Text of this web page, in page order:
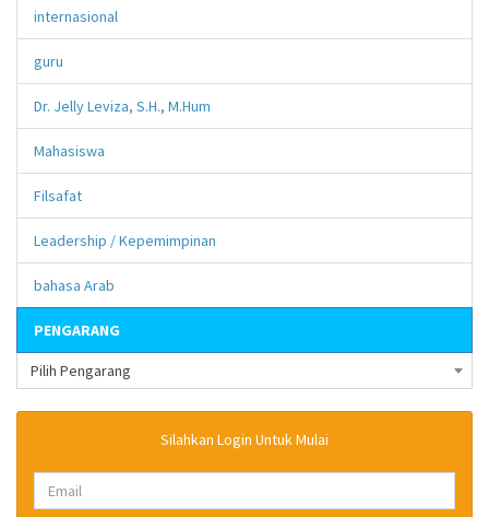
internasional
guru
Dr. Jelly Leviza, S.H., M.Hum
Mahasiswa
Filsafat
Leadership / Kepemimpinan
bahasa Arab
PENGARANG
Pilih Pengarang
Silahkan Login Untuk Mulai